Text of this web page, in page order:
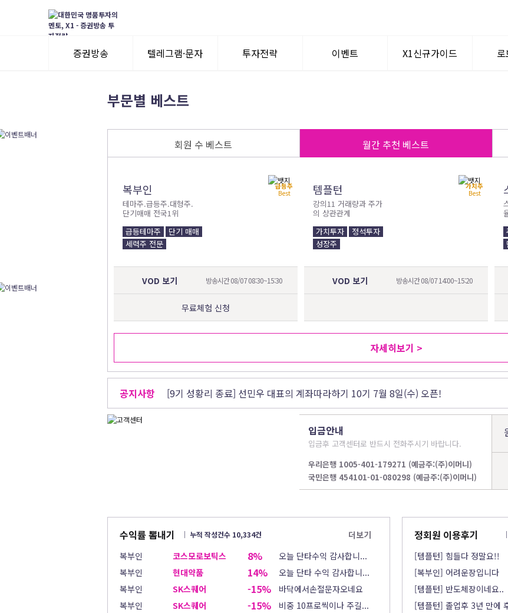
증권방송
이용후기
텔레그램·문자
이용후기
투자전략 이벤트 X1신규가이드
멘토찾기
부문별 베스트
회원 수 베스트 월간 추천 베스트
복부인
테마주.급등주.대형주.
단기매매 전국1위
급등테마주
단기 매매
세력주 전문
급등주
Best
VOD 보기 방송시간 08/07 08:30~15:30
무료체험 신청
템플턴
강의11 거래량과 주가
의 상관관계
가치투자
정석투자
성장주
가치주
Best
VOD 보기 방송시간 08/07 14:00~15:20
자세히보기 >
공지사항
[9기 성황리 종료] 선민우 대표의 계좌따라하기 10기 7월 8일(수) 오픈!
코스피 8,000시대! 엑스원 하반기 성공 투자를 기원합니다.
[8기 성황리 종료] 선민우 대표의 계좌따라하기 9기 6월 8일(월) 오픈!
입금안내
입금후 고객센터로 반드시 전화주시기 바랍니다.
우리은행 1005-401-179271 (예금주:(주)이머니)
국민은행 454101-01-080298 (예금주:(주)이머니)
수익률 뽐내기 │ 누적 작성건수 10,334건
복부인 코스모로보틱스 8%
오늘 단타수익 감사합니...
복부인
현대약품 14%
오늘 단타 수익 감사합니...
복부인
SK스퀘어 -15%
바닥에서손절문자오네요
복부인
SK스퀘어 -15% 비중 10프로씩이나 주길...
더보기 정회원 이용후기
[템플턴] 힘들다 정말요!!
[복부인] 어려운장입니다
[템플턴] 반도체장이네요..
[템플턴] 졸업후 3년 만에